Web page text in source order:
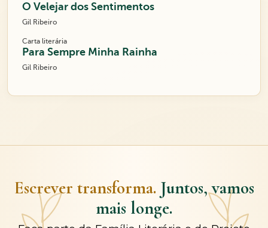
O Velejar dos Sentimentos
Gil Ribeiro
Carta literária
Para Sempre Minha Rainha
Gil Ribeiro
Escrever transforma. Juntos, vamos
mais longe.